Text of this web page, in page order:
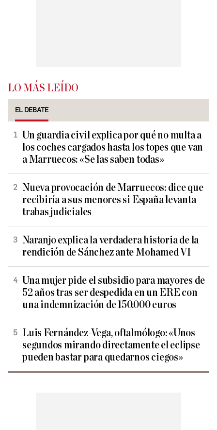
LO MÁS LEÍDO
EL DEBATE
Un guardia civil explica por qué no multa a
los coches cargados hasta los topes que van
a Marruecos: «Se las saben todas»
Nueva provocación de Marruecos: dice que
recibiría a sus menores si España levanta
trabas judiciales
Naranjo explica la verdadera historia de la
rendición de Sánchez ante Mohamed VI
Una mujer pide el subsidio para mayores de
52 años tras ser despedida en un ERE con
una indemnización de 150.000 euros
Luis Fernández-Vega, oftalmólogo: «Unos
segundos mirando directamente el eclipse
pueden bastar para quedarnos ciegos»